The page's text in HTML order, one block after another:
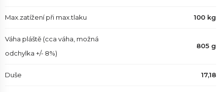
Max.zatížení při max.tlaku 100 kg
Váha pláště (cca váha, možná
odchylka +/- 8%)
805 g
Duše 17,18